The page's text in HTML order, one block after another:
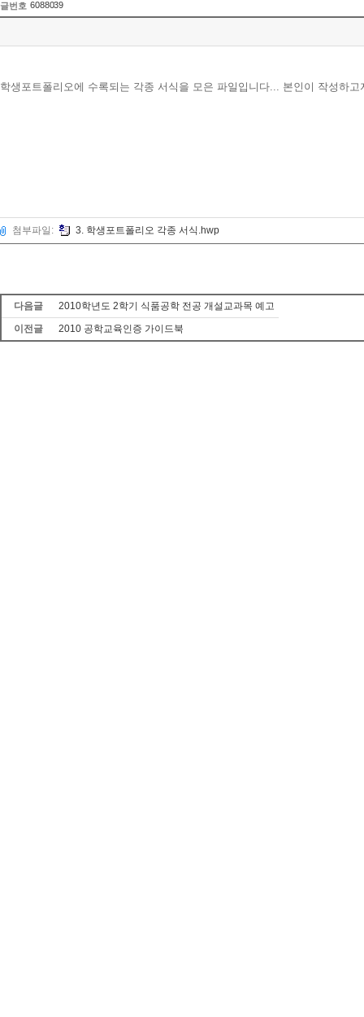
글번호 6088039
학생포트폴리오에 수록되는 각종 서식을 모은 파일입니다... 본인이 작성하
첨부파일: 3. 학생포트폴리오 각종 서식.hwp
다음글
2010학년도 2학기 식품공학 전공 개설교과목 예고
이전글
2010 공학교육인증 가이드북